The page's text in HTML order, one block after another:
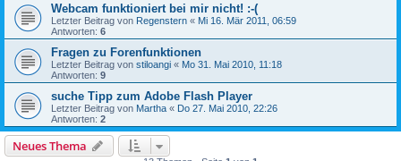
Webcam funktioniert bei mir nicht! :-(
Letzter Beitrag von Regenstern « Mi 16. Mär 2011, 06:59
Antworten: 6
Fragen zu Forenfunktionen
Letzter Beitrag von stiloangi « Mo 31. Mai 2010, 11:18
Antworten: 9
suche Tipp zum Adobe Flash Player
Letzter Beitrag von Martha « Do 27. Mai 2010, 22:26
Antworten: 2
Neues Thema